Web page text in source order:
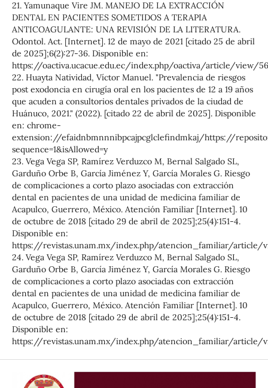
21. Yamunaque Vire JM. MANEJO DE LA EXTRACCIÓN
DENTAL EN PACIENTES SOMETIDOS A TERAPIA
ANTICOAGULANTE: UNA REVISIÓN DE LA LITERATURA.
Odontol. Act. [Internet]. 12 de mayo de 2021 [citado 25 de abril
de 2025];6(2):27-36. Disponible en:
https://oactiva.ucacue.edu.ec/index.php/oactiva/article/view/
22. Huayta Natividad, Víctor Manuel. "Prevalencia de riesgos
post exodoncia en cirugía oral en los pacientes de 12 a 19 años
que acuden a consultorios dentales privados de la ciudad de
Huánuco, 2021." (2022). [citado 22 de abril de 2025]. Disponible
en: chrome-
extension://efaidnbmnnnibpcajpcglclefindmkaj/https://
sequence=1&isAllowed=y
23. Vega Vega SP, Ramírez Verduzco M, Bernal Salgado SL,
Garduño Orbe B, García Jiménez Y, García Morales G. Riesgo
de complicaciones a corto plazo asociadas con extracción
dental en pacientes de una unidad de medicina familiar de
Acapulco, Guerrero, México. Atención Familiar [Internet]. 10
de octubre de 2018 [citado 29 de abril de 2025];25(4):151-4.
Disponible en:
https://revistas.unam.mx/index.php/atencion_familiar/article/
24. Vega Vega SP, Ramírez Verduzco M, Bernal Salgado SL,
Garduño Orbe B, García Jiménez Y, García Morales G. Riesgo
de complicaciones a corto plazo asociadas con extracción
dental en pacientes de una unidad de medicina familiar de
Acapulco, Guerrero, México. Atención Familiar [Internet]. 10
de octubre de 2018 [citado 29 de abril de 2025];25(4):151-4.
Disponible en:
https://revistas.unam.mx/index.php/atencion_familiar/article/